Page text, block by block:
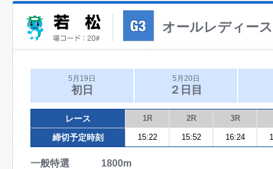
オールレディー
5月19日
初日
5月20日
２日目
レース 1R 2R 3R
締切予定時刻 15:22 15:52 16:24
一般特選 1800m